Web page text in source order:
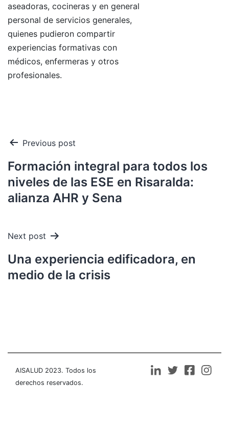
aseadoras, cocineras y en general
personal de servicios generales,
quienes pudieron compartir
experiencias formativas con
médicos, enfermeras y otros
profesionales.
Navegación
de
entradas
Previous post
Formación integral para todos los
niveles de las ESE en Risaralda:
alianza AHR y Sena
Next post
Una experiencia edificadora, en
medio de la crisis
AISALUD 2023. Todos los
derechos reservados.